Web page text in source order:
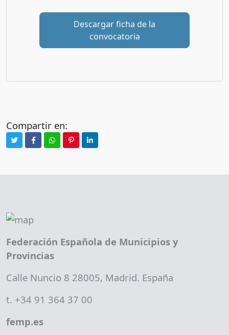
Descargar ficha de la
convocatoria
Compartir en:
Federación Española de Municipios y
Provincias
Calle Nuncio 8 28005, Madrid. España
t. +34 91 364 37 00
femp.es